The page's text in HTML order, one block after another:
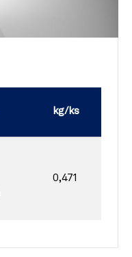
kg/ks
0,471